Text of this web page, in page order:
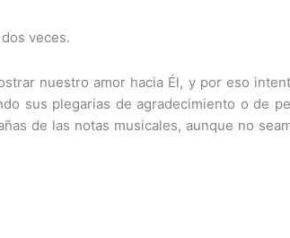
nuestro amor hacia Él, y por eso
sus plegarias de agradecimiento o de
de las notas musicales, aunque no